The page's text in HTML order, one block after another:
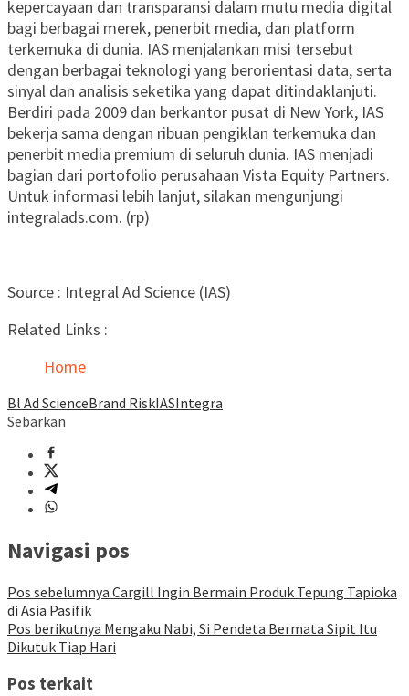
kepercayaan dan transparansi dalam mutu media digital
bagi berbagai merek, penerbit media, dan platform
terkemuka di dunia. IAS menjalankan misi tersebut
dengan berbagai teknologi yang berorientasi data, serta
sinyal dan analisis seketika yang dapat ditindaklanjuti.
Berdiri pada 2009 dan berkantor pusat di New York, IAS
bekerja sama dengan ribuan pengiklan terkemuka dan
penerbit media premium di seluruh dunia. IAS menjadi
bagian dari portofolio perusahaan Vista Equity Partners.
Untuk informasi lebih lanjut, silakan mengunjungi
integralads.com. (rp)
Source : Integral Ad Science (IAS)
Related Links :
Home
Bl Ad ScienceBrand RiskIASIntegra
Sebarkan
Navigasi pos
Pos sebelumnya Cargill Ingin Bermain Produk Tepung Tapioka
di Asia Pasifik
Pos berikutnya Mengaku Nabi, Si Pendeta Bermata Sipit Itu
Dikutuk Tiap Hari
Pos terkait